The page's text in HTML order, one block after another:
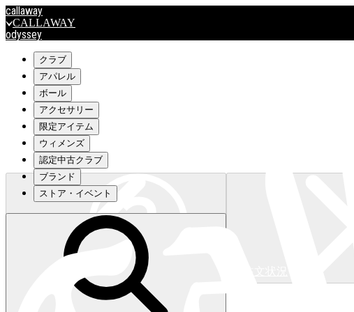
callaway
CALLAWAY
odyssey
travismathew
outlet
OUTLET
キャロウェイアパレルはこちら>>>
キャロウェイアパレルはこちら>>>
クラブ
アパレル
ボール
アクセサリー
限定アイテム
ウィメンズ
認定中古クラブ
ブランド
ストア・イベント